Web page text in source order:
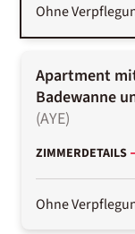
Ohne
Apartment
Badewanne
(AYE)
ZIMMERDETAILS
Ohne